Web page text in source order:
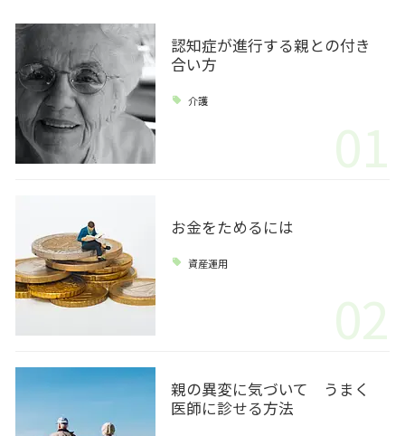
認知症が進行する親との付き
合い方
介護
01
お金をためるには
資産運用
02
親の異変に気づいて うまく
医師に診せる方法